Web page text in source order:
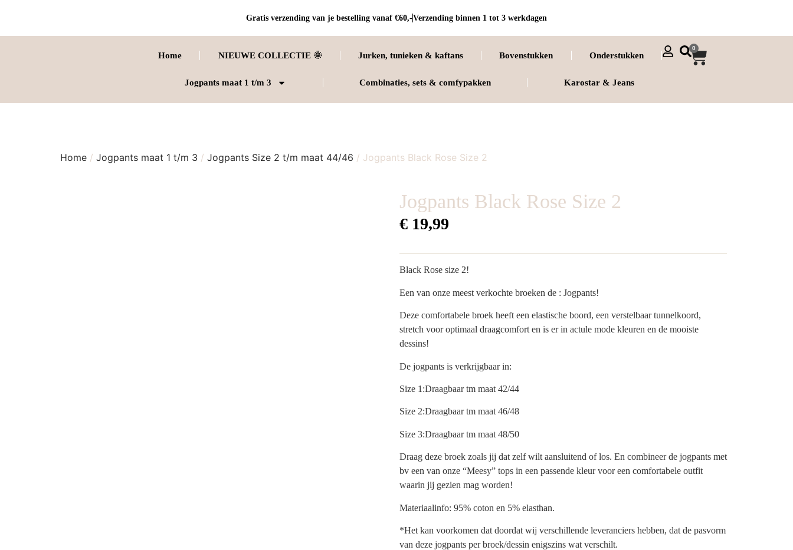
Gratis verzending van je bestelling vanaf €60,-Verzending binnen 1 tot 3 werkdagen
Home NIEUWE COLLECTIE 🌞 Jurken, tunieken & kaftans Bovenstukken Onderstukken
Jogpants maat 1 t/m 3 Combinaties, sets & comfypakken Karostar & Jeans
0
Home / Jogpants maat 1 t/m 3 / Jogpants Size 2 t/m maat 44/46 / Jogpants Black Rose Size 2
Jogpants Black Rose Size 2
€19,99
Black Rose size 2!
Een van onze meest verkochte broeken de : Jogpants!
Deze comfortabele broek heeft een elastische boord, een verstelbaar tunnelkoord,
stretch voor optimaal draagcomfort en is er in actule mode kleuren en de mooiste
dessins!
De jogpants is verkrijgbaar in:
Size 1:Draagbaar tm maat 42/44
Size 2:Draagbaar tm maat 46/48
Size 3:Draagbaar tm maat 48/50
Draag deze broek zoals jij dat zelf wilt aansluitend of los. En combineer de jogpants met
bv een van onze “Meesy” tops in een passende kleur voor een comfortabele outfit
waarin jij gezien mag worden!
Materiaalinfo: 95% coton en 5% elasthan.
*Het kan voorkomen dat doordat wij verschillende leveranciers hebben, dat de pasvorm
van deze jogpants per broek/dessin enigszins wat verschilt.